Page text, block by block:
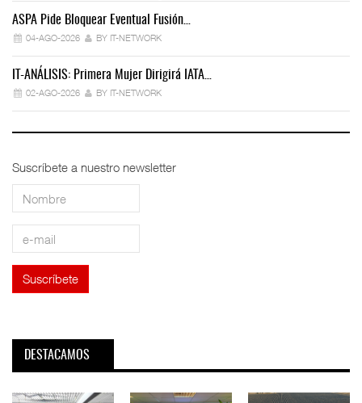
ASPA Pide Bloquear Eventual Fusión…
04-AGO-2026 BY IT-NETWORK
IT-ANÁLISIS: Primera Mujer Dirigirá IATA…
02-AGO-2026 BY IT-NETWORK
Suscríbete a nuestro newsletter
DESTACAMOS